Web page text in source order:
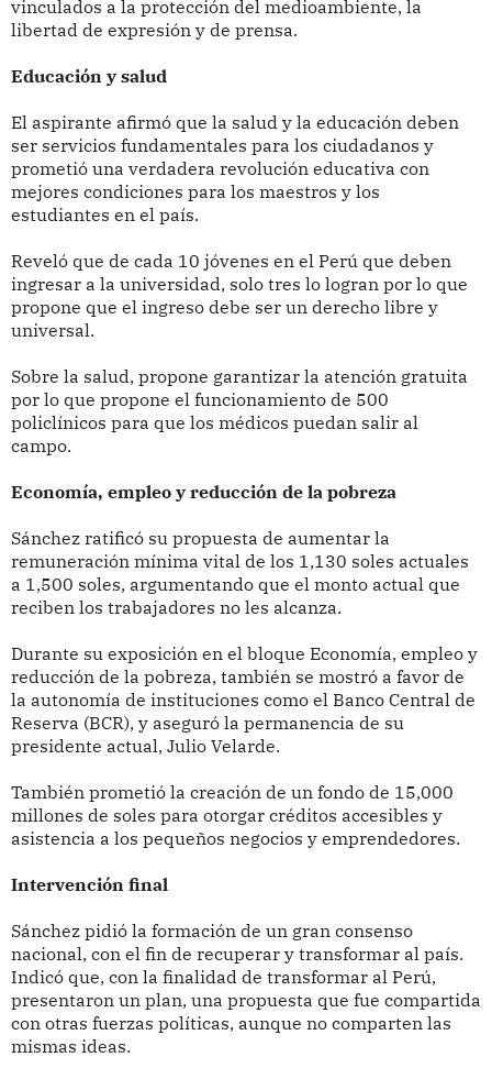
vinculados a la protección del medioambiente, la
libertad de expresión y de prensa.
Educación y salud
El aspirante afirmó que la salud y la educación deben
ser servicios fundamentales para los ciudadanos y
prometió una verdadera revolución educativa con
mejores condiciones para los maestros y los
estudiantes en el país.
Reveló que de cada 10 jóvenes en el Perú que deben
ingresar a la universidad, solo tres lo logran por lo que
propone que el ingreso debe ser un derecho libre y
universal.
Sobre la salud, propone garantizar la atención gratuita
por lo que propone el funcionamiento de 500
policlínicos para que los médicos puedan salir al
campo.
Economía, empleo y reducción de la pobreza
Sánchez ratificó su propuesta de aumentar la
remuneración mínima vital de los 1,130 soles actuales
a 1,500 soles, argumentando que el monto actual que
reciben los trabajadores no les alcanza.
Durante su exposición en el bloque Economía, empleo y
reducción de la pobreza, también se mostró a favor de
la autonomía de instituciones como el Banco Central de
Reserva (BCR), y aseguró la permanencia de su
presidente actual, Julio Velarde.
También prometió la creación de un fondo de 15,000
millones de soles para otorgar créditos accesibles y
asistencia a los pequeños negocios y emprendedores.
Intervención final
Sánchez pidió la formación de un gran consenso
nacional, con el fin de recuperar y transformar al país.
Indicó que, con la finalidad de transformar al Perú,
presentaron un plan, una propuesta que fue compartida
con otras fuerzas políticas, aunque no comparten las
mismas ideas.